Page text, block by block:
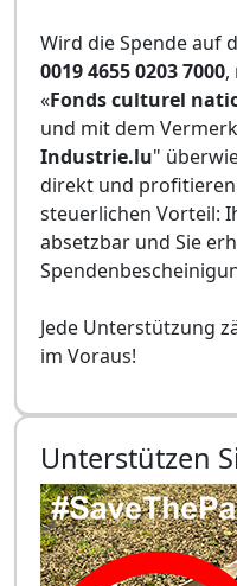
Wird die Spende auf
0019 4655 0203 7000,
«Fonds culturel
und mit dem
Industrie.lu"
direkt und
steuerlichen Vorteil:
absetzbar und Sie
Jede Unterstützung
im Voraus!
Unterstützen